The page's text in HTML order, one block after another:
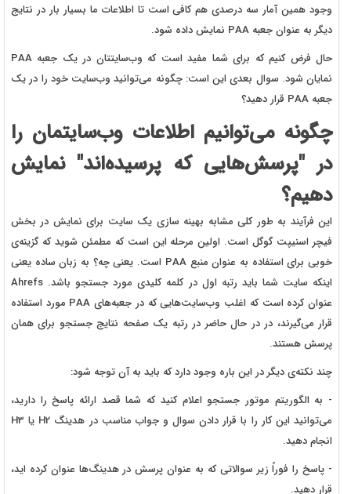
وجود همین آمار سه درصدی هم کافی است تا اطلاعات ما بسیار بار در نتایج
دیگر به عنوان جعبه PAA نمایش داده شود.
حال فرض کنیم که برای شما مفید است که وب‌سایتتان در یک جعبه PAA
نمایان شود. سوال بعدی این است: چگونه می‌توانید وب‌سایت خود را در یک
جعبه PAA قرار دهید؟
چگونه می‌توانیم اطلاعات وب‌سایتمان را
در "پرسش‌هایی که پرسیده‌اند" نمایش
دهیم؟
این فرآیند به طور کلی مشابه بهینه سازی یک سایت برای نمایش در بخش
فیچر اسنیپت گوگل است. اولین مرحله این است که مطمئن شوید که گزینه‌ی
خوبی برای استفاده به عنوان منبع PAA است. یعنی چه؟ به زبان ساده یعنی
اینکه سایت شما باید رتبه اول در کلمه کلیدی مورد جستجو باشد. Ahrefs
عنوان کرده است که اغلب وب‌سایت‌هایی که در جعبه‌های PAA مورد استفاده
قرار می‌گیرند، در در حال حاضر در رتبه یک صفحه نتایج جستجو برای همان
پرسش هستند.
چند نکته‌ی دیگر در این باره وجود دارد که باید به آن توجه شود:
- به الگوریتم موتور جستجو اعلام کنید که شما قصد ارائه پاسخ را دارید،
می‌توانید این کار را با قرار دادن سوال و جواب مناسب در هدینگ H2 یا H3
انجام دهید.
- پاسخ را فوراً زیر سوالاتی که به عنوان پرسش در هدینگ‌ها عنوان کرده ‌اید،
قرار دهید.